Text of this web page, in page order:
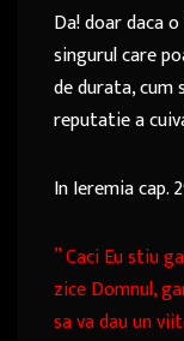
Da! doar daca
singurul care
de durata, cum
reputatie a
In Ieremia cap.
” Caci Eu stiu
zice Domnul,
sa va dau un